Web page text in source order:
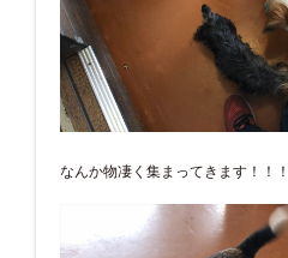
なんか物凄く集まってきます！！！